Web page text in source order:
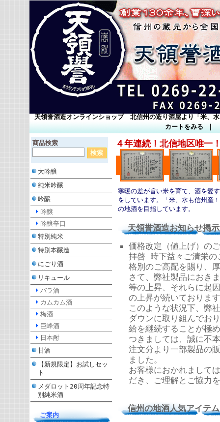
天領誉酒造オンラインショップ 北信州の造り酒屋より「米、
カートをみる
商品検索
大吟醸
純米吟醸
吟醸
吟醸
吟醸辛口
特別純米
特別本醸造
にごり酒
リキュール
バラ酒
カムカム酒
梅酒
巨峰酒
日本酎
甘酒
【新規限定】お試しセッ
ト
メダロット20周年記念特
別純米酒
ご案内
４年連続！北信地区唯一
寒暖の差が旨い米を育て、酒を愛
をしています。「米、水も信州産
の地酒を目指しています。
天領誉酒造お知らせ掲
価格改定（値上げ）の
拝啓 時下益々ご清栄の
格別のご高配を賜り、
さて、弊社製品におき
等の上昇、それらに起
の上昇が続いておりま
このような状況下、弊
ダウンに取り組んでお
給を継続することが極
つきましては、誠に不
注文分より一部製品の
ました。
お客様におかれまして
だき、ご理解とご協力
信州の地酒人気アイテム